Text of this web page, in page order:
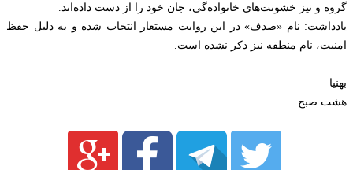
گروه و نیز خشونت‌های خانواده‌گی، جان خود را از دست داده‌اند.
یادداشت: نام «صدف» در این روایت مستعار انتخاب شده و به دلیل حفظ
امنیت، نام منطقه نیز ذکر نشده است.
بهنیا
هشت صبح